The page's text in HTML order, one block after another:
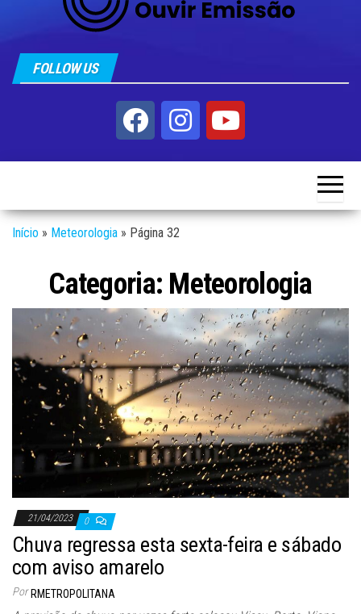
FOLLOW US
Início » Meteorologia » Página 32
Categoria: Meteorologia
21/04/2023 0
Chuva regressa esta sexta-feira e sábado
com aviso amarelo
Por RMETROPOLITANA